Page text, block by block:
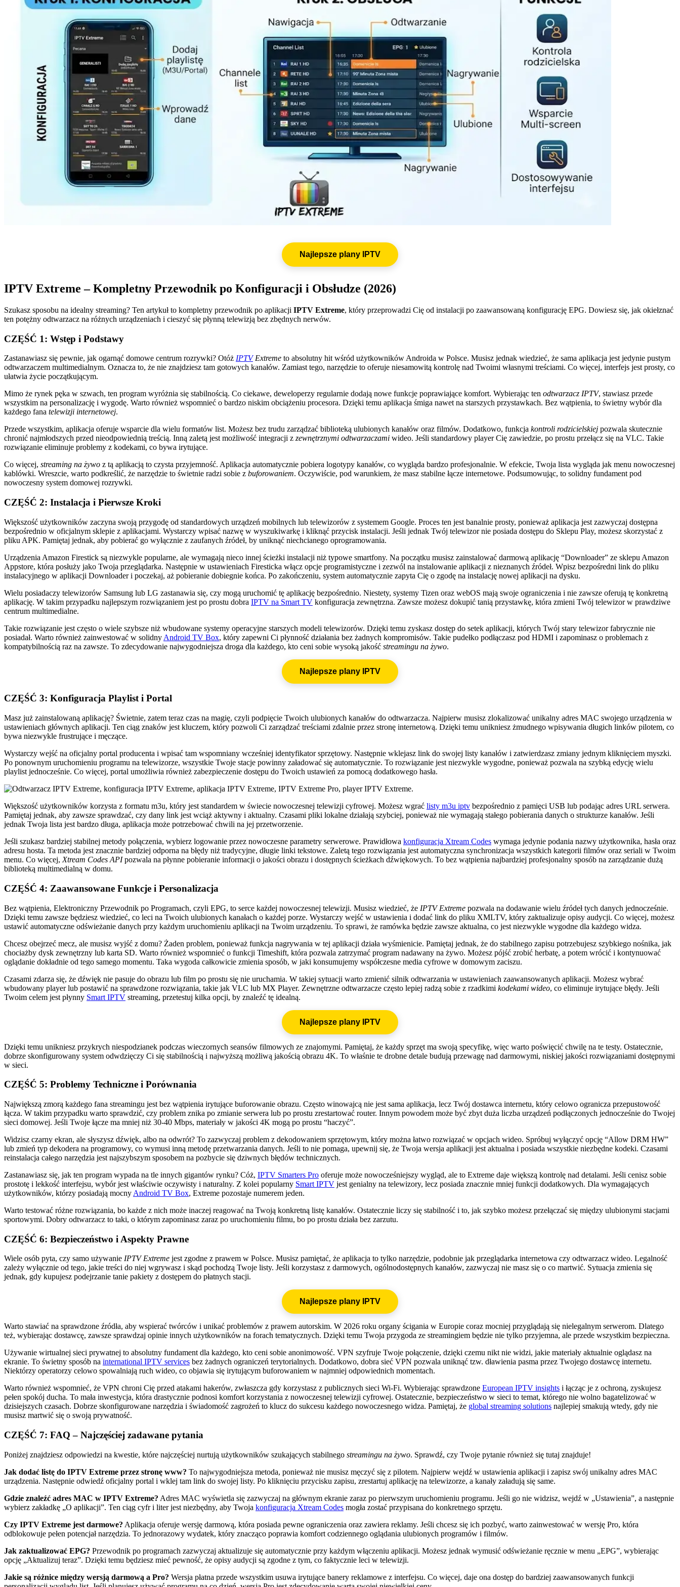
Najlepsze plany IPTV
IPTV Extreme – Kompletny Przewodnik po Konfiguracji i Obsłudze (2026)
Szukasz sposobu na idealny streaming? Ten artykuł to kompletny przewodnik po aplikacji IPTV Extreme, który przeprowadzi Cię od instalacji po zaawansowaną konfigurację EPG. Dowiesz się, jak okiełznać
ten potężny odtwarzacz na różnych urządzeniach i cieszyć się płynną telewizją bez zbędnych nerwów.
CZĘŚĆ 1: Wstęp i Podstawy
Zastanawiasz się pewnie, jak ogarnąć domowe centrum rozrywki? Otóż IPTVExtreme to absolutny hit wśród użytkowników Androida w Polsce. Musisz jednak wiedzieć, że sama aplikacja jest jedynie pustym
odtwarzaczem multimedialnym. Oznacza to, że nie znajdziesz tam gotowych kanałów. Zamiast tego, narzędzie to oferuje niesamowitą kontrolę nad Twoimi własnymi treściami. Co więcej, interfejs jest prosty, co
ułatwia życie początkującym.
Mimo że rynek pęka w szwach, ten program wyróżnia się stabilnością. Co ciekawe, deweloperzy regularnie dodają nowe funkcje poprawiające komfort. Wybierając ten odtwarzacz IPTV, stawiasz przede
wszystkim na personalizację i wygodę. Warto również wspomnieć o bardzo niskim obciążeniu procesora. Dzięki temu aplikacja śmiga nawet na starszych przystawkach. Bez wątpienia, to świetny wybór dla
każdego fana telewizji internetowej.
Przede wszystkim, aplikacja oferuje wsparcie dla wielu formatów list. Możesz bez trudu zarządzać biblioteką ulubionych kanałów oraz filmów. Dodatkowo, funkcja kontroli rodzicielskiej pozwala skutecznie
chronić najmłodszych przed nieodpowiednią treścią. Inną zaletą jest możliwość integracji z zewnętrznymi odtwarzaczami wideo. Jeśli standardowy player Cię zawiedzie, po prostu przełącz się na VLC. Takie
rozwiązanie eliminuje problemy z kodekami, co bywa irytujące.
Co więcej, streaming na żywo z tą aplikacją to czysta przyjemność. Aplikacja automatycznie pobiera logotypy kanałów, co wygląda bardzo profesjonalnie. W efekcie, Twoja lista wygląda jak menu nowoczesnej
kablówki. Wreszcie, warto podkreślić, że narzędzie to świetnie radzi sobie z buforowaniem. Oczywiście, pod warunkiem, że masz stabilne łącze internetowe. Podsumowując, to solidny fundament pod
nowoczesny system domowej rozrywki.
CZĘŚĆ 2: Instalacja i Pierwsze Kroki
Większość użytkowników zaczyna swoją przygodę od standardowych urządzeń mobilnych lub telewizorów z systemem Google. Proces ten jest banalnie prosty, ponieważ aplikacja jest zazwyczaj dostępna
bezpośrednio w oficjalnym sklepie z aplikacjami. Wystarczy wpisać nazwę w wyszukiwarkę i kliknąć przycisk instalacji. Jeśli jednak Twój telewizor nie posiada dostępu do Sklepu Play, możesz skorzystać z
pliku APK. Pamiętaj jednak, aby pobierać go wyłącznie z zaufanych źródeł, by uniknąć niechcianego oprogramowania.
Urządzenia Amazon Firestick są niezwykle popularne, ale wymagają nieco innej ścieżki instalacji niż typowe smartfony. Na początku musisz zainstalować darmową aplikację “Downloader” ze sklepu Amazon
Appstore, która posłuży jako Twoja przeglądarka. Następnie w ustawieniach Firesticka włącz opcje programistyczne i zezwól na instalowanie aplikacji z nieznanych źródeł. Wpisz bezpośredni link do pliku
instalacyjnego w aplikacji Downloader i poczekaj, aż pobieranie dobiegnie końca. Po zakończeniu, system automatycznie zapyta Cię o zgodę na instalację nowej aplikacji na dysku.
Wielu posiadaczy telewizorów Samsung lub LG zastanawia się, czy mogą uruchomić tę aplikację bezpośrednio. Niestety, systemy Tizen oraz webOS mają swoje ograniczenia i nie zawsze oferują tę konkretną
aplikację. W takim przypadku najlepszym rozwiązaniem jest po prostu dobra IPTV na Smart TV konfiguracja zewnętrzna. Zawsze możesz dokupić tanią przystawkę, która zmieni Twój telewizor w prawdziwe
centrum multimedialne.
Takie rozwiązanie jest często o wiele szybsze niż wbudowane systemy operacyjne starszych modeli telewizorów. Dzięki temu zyskasz dostęp do setek aplikacji, których Twój stary telewizor fabrycznie nie
posiadał. Warto również zainwestować w solidny Android TV Box, który zapewni Ci płynność działania bez żadnych kompromisów. Takie pudełko podłączasz pod HDMI i zapominasz o problemach z
kompatybilnością raz na zawsze. To zdecydowanie najwygodniejsza droga dla każdego, kto ceni sobie wysoką jakość streamingu na żywo.
Najlepsze plany IPTV
CZĘŚĆ 3: Konfiguracja Playlist i Portal
Masz już zainstalowaną aplikację? Świetnie, zatem teraz czas na magię, czyli podpięcie Twoich ulubionych kanałów do odtwarzacza. Najpierw musisz zlokalizować unikalny adres MAC swojego urządzenia w
ustawieniach głównych aplikacji. Ten ciąg znaków jest kluczem, który pozwoli Ci zarządzać treściami zdalnie przez stronę internetową. Dzięki temu unikniesz żmudnego wpisywania długich linków pilotem, co
bywa niezwykle frustrujące i męczące.
Wystarczy wejść na oficjalny portal producenta i wpisać tam wspomniany wcześniej identyfikator sprzętowy. Następnie wklejasz link do swojej listy kanałów i zatwierdzasz zmiany jednym kliknięciem myszki.
Po ponownym uruchomieniu programu na telewizorze, wszystkie Twoje stacje powinny załadować się automatycznie. To rozwiązanie jest niezwykle wygodne, ponieważ pozwala na szybką edycję wielu
playlist jednocześnie. Co więcej, portal umożliwia również zabezpieczenie dostępu do Twoich ustawień za pomocą dodatkowego hasła.
Większość użytkowników korzysta z formatu m3u, który jest standardem w świecie nowoczesnej telewizji cyfrowej. Możesz wgrać listy m3u iptv bezpośrednio z pamięci USB lub podając adres URL serwera.
Pamiętaj jednak, aby zawsze sprawdzać, czy dany link jest wciąż aktywny i aktualny. Czasami pliki lokalne działają szybciej, ponieważ nie wymagają stałego pobierania danych o strukturze kanałów. Jeśli
jednak Twoja lista jest bardzo długa, aplikacja może potrzebować chwili na jej przetworzenie.
Jeśli szukasz bardziej stabilnej metody połączenia, wybierz logowanie przez nowoczesne parametry serwerowe. Prawidłowa konfiguracja Xtream Codes wymaga jedynie podania nazwy użytkownika, hasła oraz
adresu hosta. Ta metoda jest znacznie bardziej odporna na błędy niż tradycyjne, długie linki tekstowe. Zaletą tego rozwiązania jest automatyczna synchronizacja wszystkich kategorii filmów oraz seriali w Twoim
menu. Co więcej, Xtream Codes APIpozwala na płynne pobieranie informacji o jakości obrazu i dostępnych ścieżkach dźwiękowych. To bez wątpienia najbardziej profesjonalny sposób na zarządzanie dużą
biblioteką multimedialną w domu.
CZĘŚĆ 4: Zaawansowane Funkcje i Personalizacja
Bez wątpienia, Elektroniczny Przewodnik po Programach, czyli EPG, to serce każdej nowoczesnej telewizji. Musisz wiedzieć, że IPTV Extreme pozwala na dodawanie wielu źródeł tych danych jednocześnie.
Dzięki temu zawsze będziesz wiedzieć, co leci na Twoich ulubionych kanałach o każdej porze. Wystarczy wejść w ustawienia i dodać link do pliku XMLTV, który zaktualizuje opisy audycji. Co więcej, możesz
ustawić automatyczne odświeżanie danych przy każdym uruchomieniu aplikacji na Twoim urządzeniu. To sprawi, że ramówka będzie zawsze aktualna, co jest niezwykle wygodne dla każdego widza.
Chcesz obejrzeć mecz, ale musisz wyjść z domu? Żaden problem, ponieważ funkcja nagrywania w tej aplikacji działa wyśmienicie. Pamiętaj jednak, że do stabilnego zapisu potrzebujesz szybkiego nośnika, jak
chociażby dysk zewnętrzny lub karta SD. Warto również wspomnieć o funkcji Timeshift, która pozwala zatrzymać program nadawany na żywo. Możesz pójść zrobić herbatę, a potem wrócić i kontynuować
oglądanie dokładnie od tego samego momentu. Taka wygoda całkowicie zmienia sposób, w jaki konsumujemy współczesne media cyfrowe w domowym zaciszu.
Czasami zdarza się, że dźwięk nie pasuje do obrazu lub film po prostu się nie uruchamia. W takiej sytuacji warto zmienić silnik odtwarzania w ustawieniach zaawansowanych aplikacji. Możesz wybrać
wbudowany player lub postawić na sprawdzone rozwiązania, takie jak VLC lub MX Player. Zewnętrzne odtwarzacze często lepiej radzą sobie z rzadkimi kodekami wideo, co eliminuje irytujące błędy. Jeśli
Twoim celem jest płynny Smart IPTV streaming, przetestuj kilka opcji, by znaleźć tę idealną.
Najlepsze plany IPTV
Dzięki temu unikniesz przykrych niespodzianek podczas wieczornych seansów filmowych ze znajomymi. Pamiętaj, że każdy sprzęt ma swoją specyfikę, więc warto poświęcić chwilę na te testy. Ostatecznie,
dobrze skonfigurowany system odwdzięczy Ci się stabilnością i najwyższą możliwą jakością obrazu 4K. To właśnie te drobne detale budują przewagę nad darmowymi, niskiej jakości rozwiązaniami dostępnymi
w sieci.
CZĘŚĆ 5: Problemy Techniczne i Porównania
Największą zmorą każdego fana streamingu jest bez wątpienia irytujące buforowanie obrazu. Często winowajcą nie jest sama aplikacja, lecz Twój dostawca internetu, który celowo ogranicza przepustowość
łącza. W takim przypadku warto sprawdzić, czy problem znika po zmianie serwera lub po prostu zrestartować router. Innym powodem może być zbyt duża liczba urządzeń podłączonych jednocześnie do Twojej
sieci domowej. Jeśli Twoje łącze ma mniej niż 30-40 Mbps, materiały w jakości 4K mogą po prostu “haczyć”.
Widzisz czarny ekran, ale słyszysz dźwięk, albo na odwrót? To zazwyczaj problem z dekodowaniem sprzętowym, który można łatwo rozwiązać w opcjach wideo. Spróbuj wyłączyć opcję “Allow DRM HW”
lub zmień typ dekodera na programowy, co wymusi inną metodę przetwarzania danych. Jeśli to nie pomaga, upewnij się, że Twoja wersja aplikacji jest aktualna i posiada wszystkie niezbędne kodeki. Czasami
reinstalacja całego narzędzia jest najszybszym sposobem na pozbycie się dziwnych błędów technicznych.
Zastanawiasz się, jak ten program wypada na tle innych gigantów rynku? Cóż, IPTV Smarters Pro oferuje może nowocześniejszy wygląd, ale to Extreme daje większą kontrolę nad detalami. Jeśli cenisz sobie
prostotę i lekkość interfejsu, wybór jest właściwie oczywisty i naturalny. Z kolei popularny Smart IPTV jest genialny na telewizory, lecz posiada znacznie mniej funkcji dodatkowych. Dla wymagających
użytkowników, którzy posiadają mocny Android TV Box, Extreme pozostaje numerem jeden.
Warto testować różne rozwiązania, bo każde z nich może inaczej reagować na Twoją konkretną listę kanałów. Ostatecznie liczy się stabilność i to, jak szybko możesz przełączać się między ulubionymi stacjami
sportowymi. Dobry odtwarzacz to taki, o którym zapominasz zaraz po uruchomieniu filmu, bo po prostu działa bez zarzutu.
CZĘŚĆ 6: Bezpieczeństwo i Aspekty Prawne
Wiele osób pyta, czy samo używanie IPTV Extreme jest zgodne z prawem w Polsce. Musisz pamiętać, że aplikacja to tylko narzędzie, podobnie jak przeglądarka internetowa czy odtwarzacz wideo. Legalność
zależy wyłącznie od tego, jakie treści do niej wgrywasz i skąd pochodzą Twoje listy. Jeśli korzystasz z darmowych, ogólnodostępnych kanałów, zazwyczaj nie masz się o co martwić. Sytuacja zmienia się
jednak, gdy kupujesz podejrzanie tanie pakiety z dostępem do płatnych stacji.
Najlepsze plany IPTV
Warto stawiać na sprawdzone źródła, aby wspierać twórców i unikać problemów z prawem autorskim. W 2026 roku organy ścigania w Europie coraz mocniej przyglądają się nielegalnym serwerom. Dlatego
też, wybierając dostawcę, zawsze sprawdzaj opinie innych użytkowników na forach tematycznych. Dzięki temu Twoja przygoda ze streamingiem będzie nie tylko przyjemna, ale przede wszystkim bezpieczna.
Używanie wirtualnej sieci prywatnej to absolutny fundament dla każdego, kto ceni sobie anonimowość. VPN szyfruje Twoje połączenie, dzięki czemu nikt nie widzi, jakie materiały aktualnie oglądasz na
ekranie. To świetny sposób na international IPTV services bez żadnych ograniczeń terytorialnych. Dodatkowo, dobra sieć VPN pozwala uniknąć tzw. dławienia pasma przez Twojego dostawcę internetu.
Niektórzy operatorzy celowo spowalniają ruch wideo, co objawia się irytującym buforowaniem w najmniej odpowiednich momentach.
Warto również wspomnieć, że VPN chroni Cię przed atakami hakerów, zwłaszcza gdy korzystasz z publicznych sieci Wi-Fi. Wybierając sprawdzone European IPTV insights i łącząc je z ochroną, zyskujesz
pełen spokój ducha. To mała inwestycja, która drastycznie podnosi komfort korzystania z nowoczesnej telewizji cyfrowej. Ostatecznie, bezpieczeństwo w sieci to temat, którego nie wolno bagatelizować w
dzisiejszych czasach. Dobrze skonfigurowane narzędzia i świadomość zagrożeń to klucz do sukcesu każdego nowoczesnego widza. Pamiętaj, że global streaming solutions najlepiej smakują wtedy, gdy nie
musisz martwić się o swoją prywatność.
CZĘŚĆ 7: FAQ – Najczęściej zadawane pytania
Poniżej znajdziesz odpowiedzi na kwestie, które najczęściej nurtują użytkowników szukających stabilnego streamingu na żywo. Sprawdź, czy Twoje pytanie również się tutaj znajduje!
Jak dodać listę do IPTV Extreme przez stronę www? To najwygodniejsza metoda, ponieważ nie musisz męczyć się z pilotem. Najpierw wejdź w ustawienia aplikacji i zapisz swój unikalny adres MAC
urządzenia. Następnie odwiedź oficjalny portal i wklej tam link do swojej listy. Po kliknięciu przycisku zapisu, zrestartuj aplikację na telewizorze, a kanały załadują się same.
Gdzie znaleźć adres MAC w IPTV Extreme? Adres MAC wyświetla się zazwyczaj na głównym ekranie zaraz po pierwszym uruchomieniu programu. Jeśli go nie widzisz, wejdź w „Ustawienia”, a następnie
wybierz zakładkę „O aplikacji”. Ten ciąg cyfr i liter jest niezbędny, aby Twoja konfiguracja Xtream Codes mogła zostać przypisana do konkretnego sprzętu.
Czy IPTV Extreme jest darmowe? Aplikacja oferuje wersję darmową, która posiada pewne ograniczenia oraz zawiera reklamy. Jeśli chcesz się ich pozbyć, warto zainwestować w wersję Pro, która
odblokowuje pełen potencjał narzędzia. To jednorazowy wydatek, który znacząco poprawia komfort codziennego oglądania ulubionych programów i filmów.
Jak zaktualizować EPG? Przewodnik po programach zazwyczaj aktualizuje się automatycznie przy każdym włączeniu aplikacji. Możesz jednak wymusić odświeżanie ręcznie w menu „EPG”, wybierając
opcję „Aktualizuj teraz”. Dzięki temu będziesz mieć pewność, że opisy audycji są zgodne z tym, co faktycznie leci w telewizji.
Jakie są różnice między wersją darmową a Pro? Wersja płatna przede wszystkim usuwa irytujące banery reklamowe z interfejsu. Co więcej, daje ona dostęp do bardziej zaawansowanych funkcji